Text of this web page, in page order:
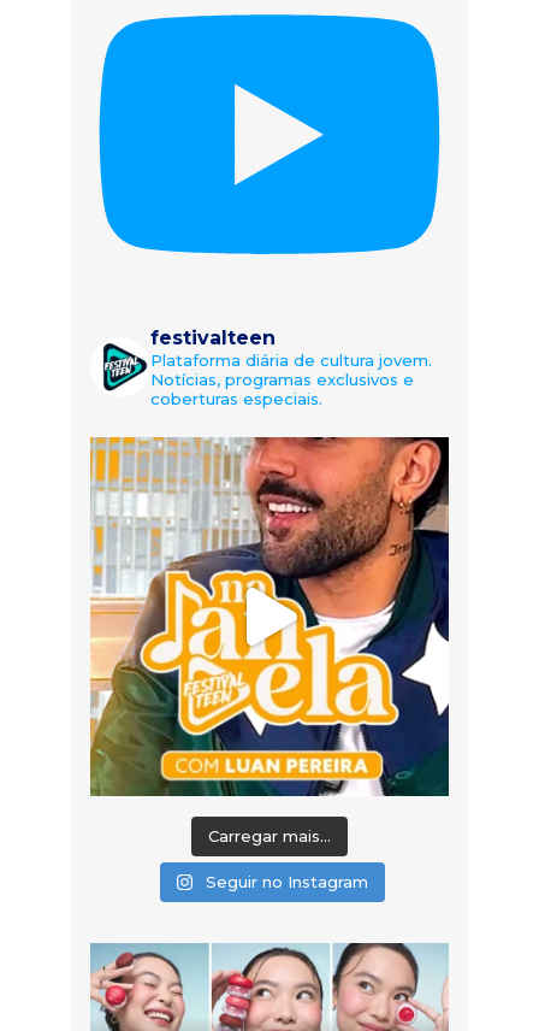
festivalteen
Plataforma diária de cultura jovem.
Notícias, programas exclusivos e
coberturas especiais.
Carregar mais...
Seguir no Instagram